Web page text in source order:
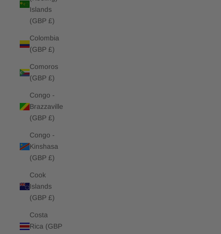
Islands
(GBP £)
Colombia
(GBP £)
Comoros
(GBP £)
Congo -
Brazzaville
(GBP £)
Congo -
Kinshasa
(GBP £)
Cook
Islands
(GBP £)
Costa
Rica (GBP